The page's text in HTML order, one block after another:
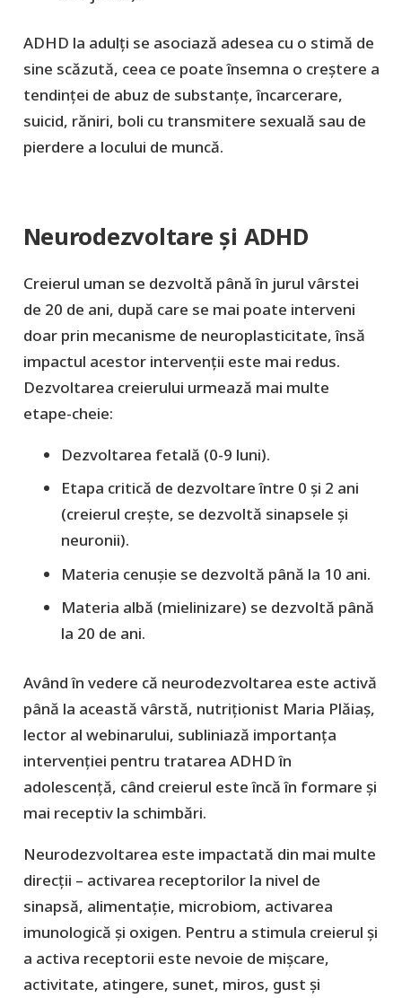
ADHD la adulți se asociază adesea cu o stimă de
sine scăzută, ceea ce poate însemna o creștere a
tendinței de abuz de substanțe, încarcerare,
suicid, răniri, boli cu transmitere sexuală sau de
pierdere a locului de muncă.
Neurodezvoltare și ADHD
Creierul uman se dezvoltă până în jurul vârstei
de 20 de ani, după care se mai poate interveni
doar prin mecanisme de neuroplasticitate, însă
impactul acestor intervenții este mai redus.
Dezvoltarea creierului urmează mai multe
etape-cheie:
Dezvoltarea fetală (0-9 luni).
Etapa critică de dezvoltare între 0 și 2 ani
(creierul crește, se dezvoltă sinapsele și
neuronii).
Materia cenușie se dezvoltă până la 10 ani.
Materia albă (mielinizare) se dezvoltă până
la 20 de ani.
Având în vedere că neurodezvoltarea este activă
până la această vârstă, nutriționist Maria Plăiaș,
lector al webinarului, subliniază importanța
intervenției pentru tratarea ADHD în
adolescență, când creierul este încă în formare și
mai receptiv la schimbări.
Neurodezvoltarea este impactată din mai multe
direcții – activarea receptorilor la nivel de
sinapsă, alimentație, microbiom, activarea
imunologică și oxigen. Pentru a stimula creierul și
a activa receptorii este nevoie de mișcare,
activitate, atingere, sunet, miros, gust și